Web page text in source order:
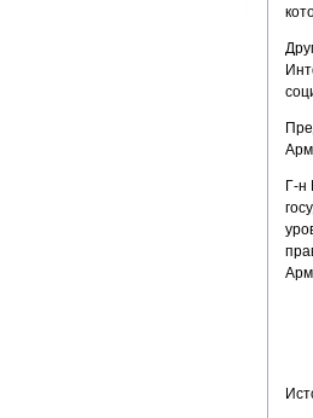
Г-н